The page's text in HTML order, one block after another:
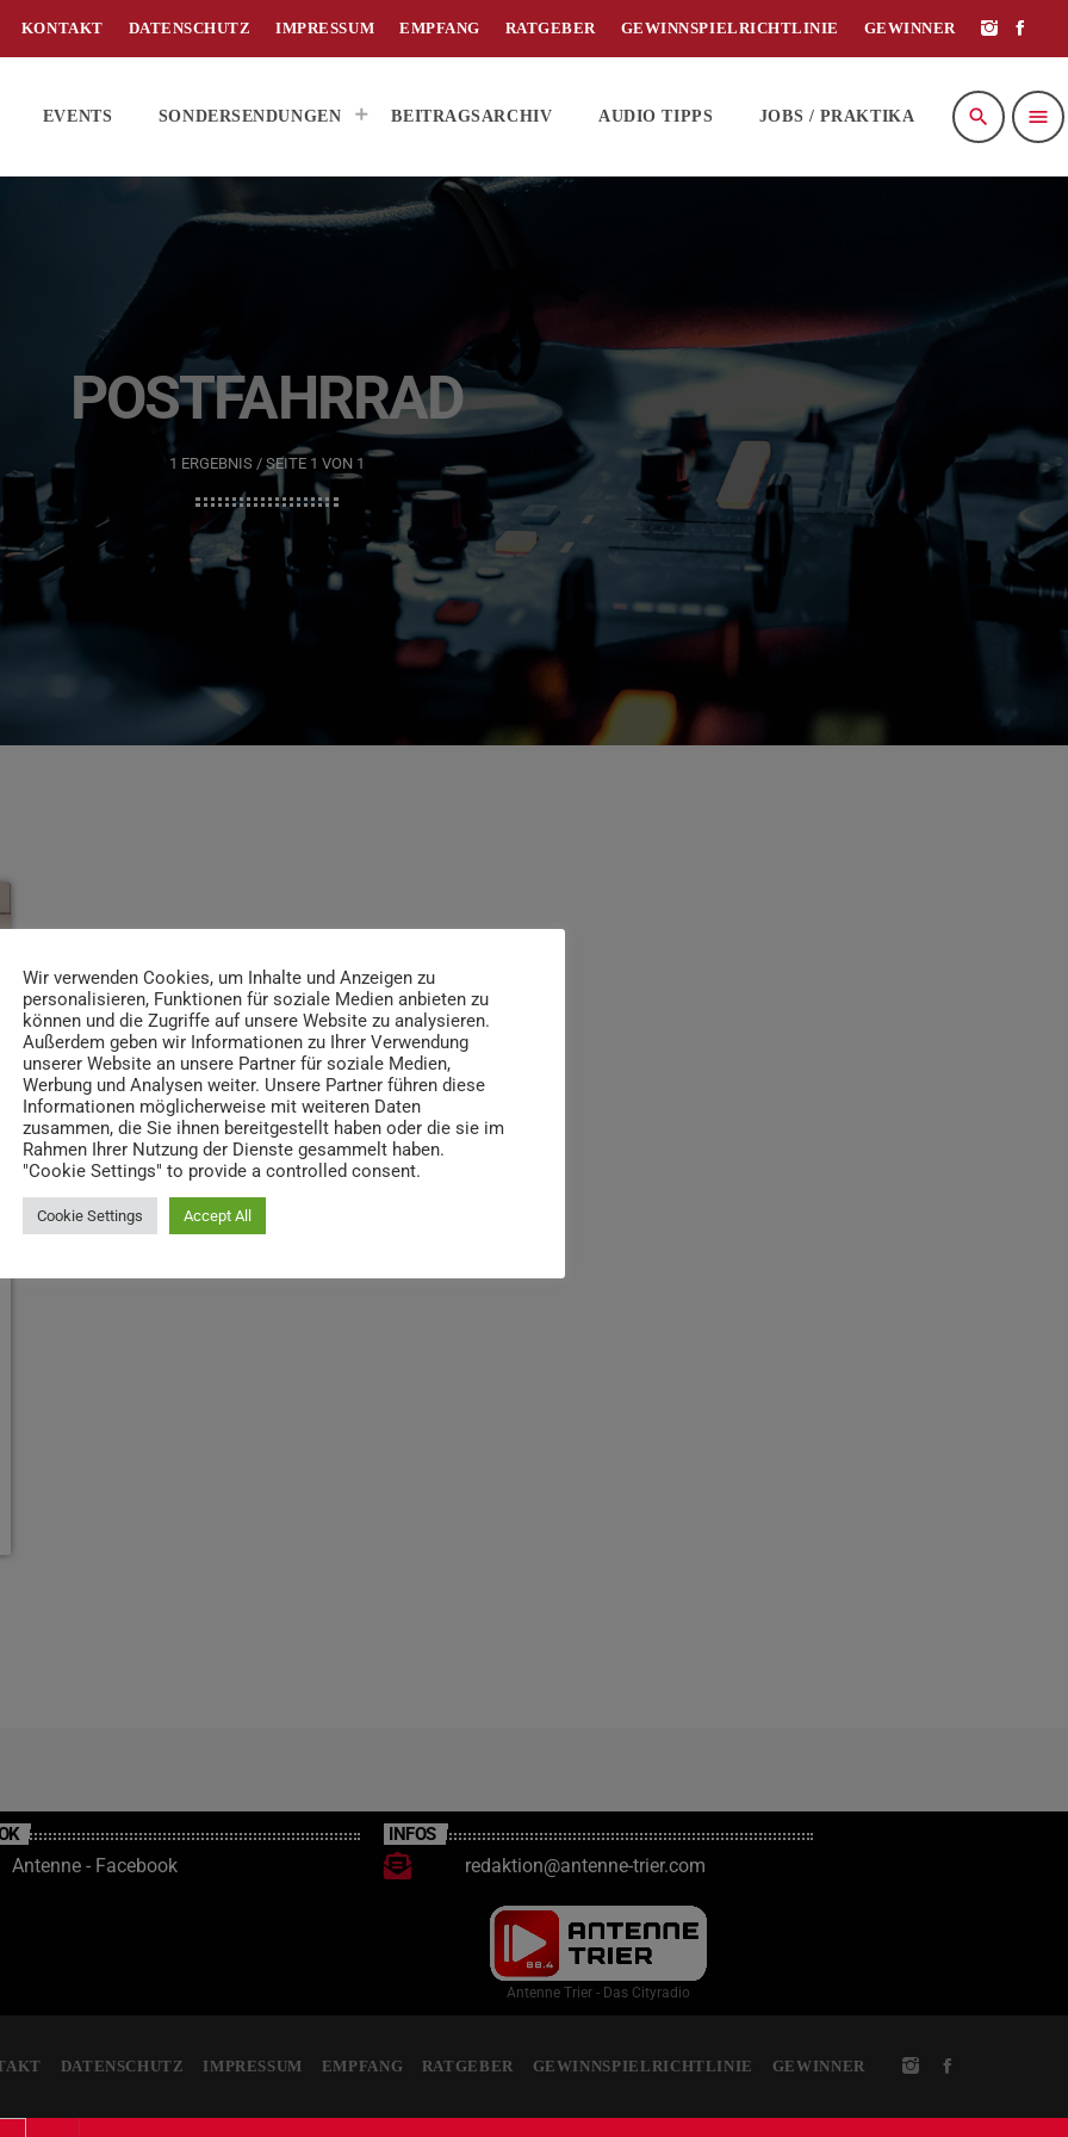
KONTAKT DATENSCHUTZ IMPRESSUM EMPFANG RATGEBER GEWINNSPIELRICHTLINIE GEWINNER
EVENTS SONDERSENDUNGEN BEITRAGSARCHIV AUDIO TIPPS JOBS / PRAKTIKA search menu
POSTFAHRRAD
1 ERGEBNIS / SEITE 1 VON 1
Antenne - Facebook
INFOS
redaktion@antenne-trier.com
Antenne Trier - Das Cityradio
DATENSCHUTZ IMPRESSUM EMPFANG RATGEBER GEWINNSPIELRICHTLINIE GEWINNER
Wir verwenden Cookies, um Inhalte und Anzeigen zu
personalisieren, Funktionen für soziale Medien anbieten zu
können und die Zugriffe auf unsere Website zu analysieren.
Außerdem geben wir Informationen zu Ihrer Verwendung
unserer Website an unsere Partner für soziale Medien,
Werbung und Analysen weiter. Unsere Partner führen diese
Informationen möglicherweise mit weiteren Daten
zusammen, die Sie ihnen bereitgestellt haben oder die sie im
Rahmen Ihrer Nutzung der Dienste gesammelt haben.
"Cookie Settings" to provide a controlled consent.
Cookie Settings Accept All